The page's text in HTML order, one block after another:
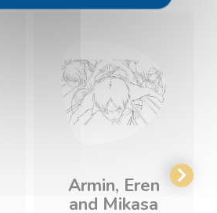
Armin, Eren
and Mikasa